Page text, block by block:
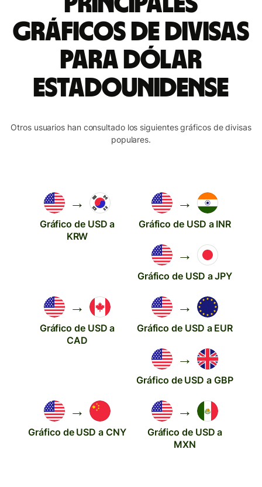
gráficos de divisas
para dólar
estadounidense
Otros usuarios han consultado los siguientes gráficos de divisas
populares.
→
Gráfico de USD a
KRW
→
Gráfico de USD a INR
→
Gráfico de USD a JPY
→
Gráfico de USD a
CAD
→
Gráfico de USD a EUR
→
Gráfico de USD a GBP
→
Gráfico de USD a CNY
→
Gráfico de USD a
MXN